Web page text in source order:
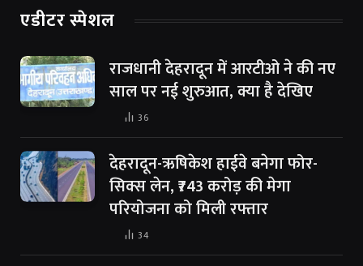
एडीटर स्पेशल
राजधानी देहरादून में आरटीओ ने की नए
साल पर नई शुरुआत, क्या है देखिए
36
देहरादून-ऋषिकेश हाईवे बनेगा फोर-
सिक्स लेन, ₹743 करोड़ की मेगा
परियोजना को मिली रफ्तार
34